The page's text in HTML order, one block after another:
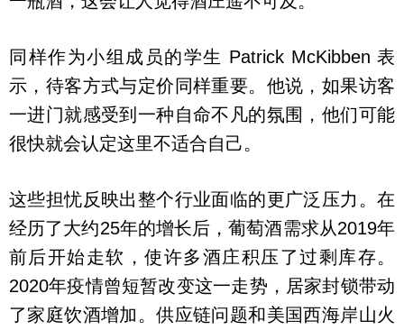
同样作为小组成员的学生 Patrick McKibben 表
示，待客方式与定价同样重要。他说，如果访客
一进门就感受到一种自命不凡的氛围，他们可能
很快就会认定这里不适合自己。
这些担忧反映出整个行业面临的更广泛压力。在
经历了大约25年的增长后，葡萄酒需求从2019年
前后开始走软，使许多酒庄积压了过剩库存。
2020年疫情曾短暂改变这一走势，居家封锁带动
了家庭饮酒增加。供应链问题和美国西海岸山火